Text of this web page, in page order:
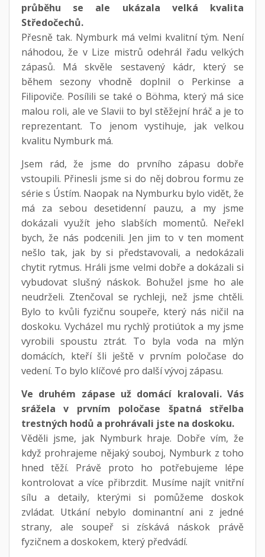
průběhu se ale ukázala velká kvalita
Středočechů.
Přesně tak. Nymburk má velmi kvalitní tým. Není
náhodou, že v Lize mistrů odehrál řadu velkých
zápasů. Má skvěle sestavený kádr, který se
během sezony vhodně doplnil o Perkinse a
Filipoviče. Posílili se také o Böhma, který má sice
malou roli, ale ve Slavii to byl stěžejní hráč a je to
reprezentant. To jenom vystihuje, jak velkou
kvalitu Nymburk má.
Jsem rád, že jsme do prvního zápasu dobře
vstoupili. Přinesli jsme si do něj dobrou formu ze
série s Ústím. Naopak na Nymburku bylo vidět, že
má za sebou desetidenní pauzu, a my jsme
dokázali využít jeho slabších momentů. Neřekl
bych, že nás podcenili. Jen jim to v ten moment
nešlo tak, jak by si představovali, a nedokázali
chytit rytmus. Hráli jsme velmi dobře a dokázali si
vybudovat slušný náskok. Bohužel jsme ho ale
neudrželi. Ztenčoval se rychleji, než jsme chtěli.
Bylo to kvůli fyzičnu soupeře, který nás ničil na
doskoku. Vycházel mu rychlý protiútok a my jsme
vyrobili spoustu ztrát. To byla voda na mlýn
domácích, kteří šli ještě v prvním poločase do
vedení. To bylo klíčové pro další vývoj zápasu.
Ve druhém zápase už domácí kralovali. Vás
srážela v prvním poločase špatná střelba
trestných hodů a prohrávali jste na doskoku.
Věděli jsme, jak Nymburk hraje. Dobře vím, že
když prohrajeme nějaký souboj, Nymburk z toho
hned těží. Právě proto ho potřebujeme lépe
kontrolovat a více přibrzdit. Musíme najít vnitřní
sílu a detaily, kterými si pomůžeme doskok
zvládat. Utkání nebylo dominantní ani z jedné
strany, ale soupeř si získává náskok právě
fyzičnem a doskokem, který předvádí.